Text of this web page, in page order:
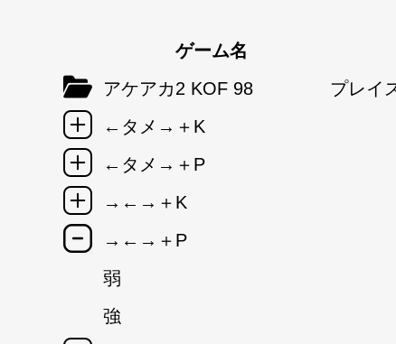
ゲーム名
アケアカ2 KOF 98
プレイ
←タメ→＋K
←タメ→＋P
→←→＋K
→←→＋P
弱
強